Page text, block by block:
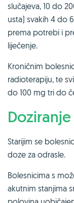
slučajeva, 10 do
usta) svakih 4 do
prema potrebi i
liječenje.
Kroničnim
radioterapiju, te
do 100 mg tri do
Starijim se
doze za odrasle.
Bolesnicima s
akutnim stanjima